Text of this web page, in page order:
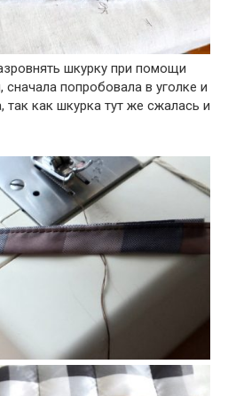
шкурку при помощи
попробовала в уголке и
так как шкурка тут же сжалась и